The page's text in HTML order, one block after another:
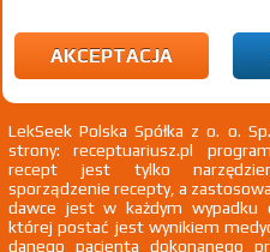
Amizepin®
14,81
Carbamazepinum
tabl. 200 mg 50 szt. Doustnie
1) Refundacja we wszystkich
wskazania z ChPL
AKCEPTACJA
LekSeek Polska Spółka z o. o.
strony: receptuariusz.pl
recept jest tylko
sporządzenie recepty, a
dawce jest w każdym wypadku
której postać jest wynikiem
danego pacjenta dokonanego